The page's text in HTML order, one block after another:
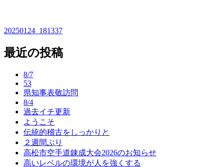
投
稿
20250124_181337
最近の投稿
8/7
53
県知事表敬訪問
8/4
過去イチ更新
ようこそ
伝統的稽古をしっかりと
２週間ぶり
高松市空手道錬成大会2026のお知らせ
高いレベルの環境が人を強くする